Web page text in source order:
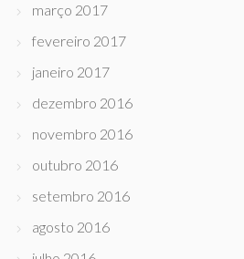
março 2017
fevereiro 2017
janeiro 2017
dezembro 2016
novembro 2016
outubro 2016
setembro 2016
agosto 2016